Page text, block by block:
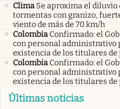
Clima Se aproxima el diluvio
tormentas con granizo,
viento de más de 70 km/h
Colombia Confirmado: el
con personal administrativo
existencia de los titulares de
Colombia Confirmado: el
con personal administrativo
existencia de los titulares de
Últimas noticias